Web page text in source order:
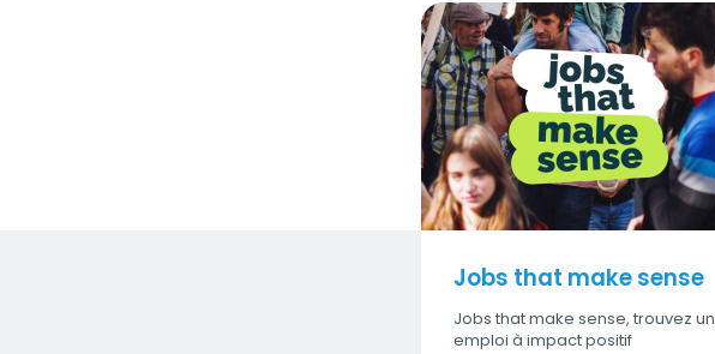
Contenu
Titre
Jobs that make sense
Visuel
Jobs that make sense
Jobs that make sense, trouvez un
emploi à impact positif